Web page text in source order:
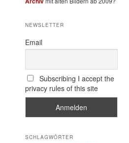
NEWSLETTER
Email
Subscribing I accept the
privacy rules of this site
SCHLAGWÖRTER